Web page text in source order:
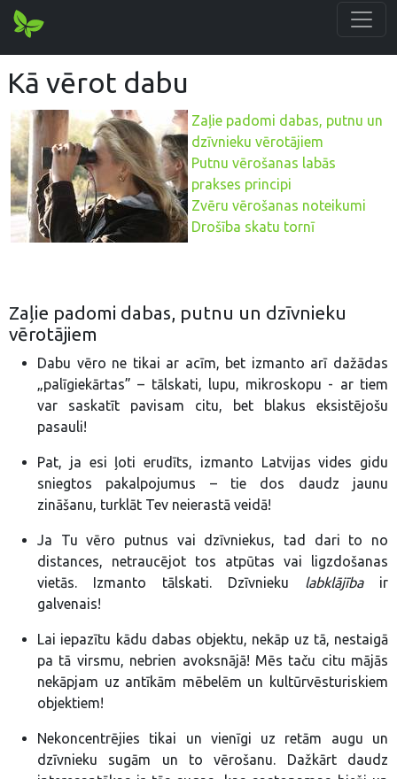
Kā vērot dabu
Zaļie padomi dabas, putnu un
dzīvnieku vērotājiem
Putnu vērošanas labās
prakses principi
Zvēru vērošanas noteikumi
Drošība skatu tornī
Zaļie padomi dabas, putnu un dzīvnieku
vērotājiem
Dabu vēro ne tikai ar acīm, bet izmanto arī dažādas
„palīgiekārtas” – tālskati, lupu, mikroskopu - ar tiem
var saskatīt pavisam citu, bet blakus eksistējošu
pasauli!
Pat, ja esi ļoti erudīts, izmanto Latvijas vides gidu
sniegtos pakalpojumus – tie dos daudz jaunu
zināšanu, turklāt Tev neierastā veidā!
Ja Tu vēro putnus vai dzīvniekus, tad dari to no
distances, netraucējot tos atpūtas vai ligzdošanas
vietās. Izmanto tālskati. Dzīvnieku labklājībair
galvenais!
Lai iepazītu kādu dabas objektu, nekāp uz tā, nestaigā
pa tā virsmu, nebrien avoksnājā! Mēs taču citu mājās
nekāpjam uz antīkām mēbelēm un kultūrvēsturiskiem
objektiem!
Nekoncentrējies tikai un vienīgi uz retām augu un
dzīvnieku sugām un to vērošanu. Dažkārt daudz